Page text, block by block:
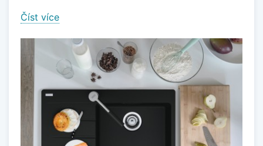
Číst více